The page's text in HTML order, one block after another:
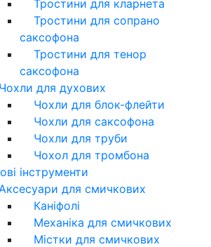
Тростини для кларнета
Тростини для сопрано
саксофона
Тростини для тенор
саксофона
для духових
Чохли для блок-флейти
Чохли для саксофона
Чохли для труби
Чохол для тромбона
інструменти
для смичкових
Каніфолі
Механіка для смичкових
Містки для смичкових